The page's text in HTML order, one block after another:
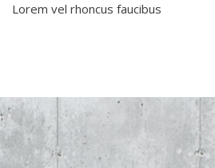
Lorem vel rhoncus faucibus